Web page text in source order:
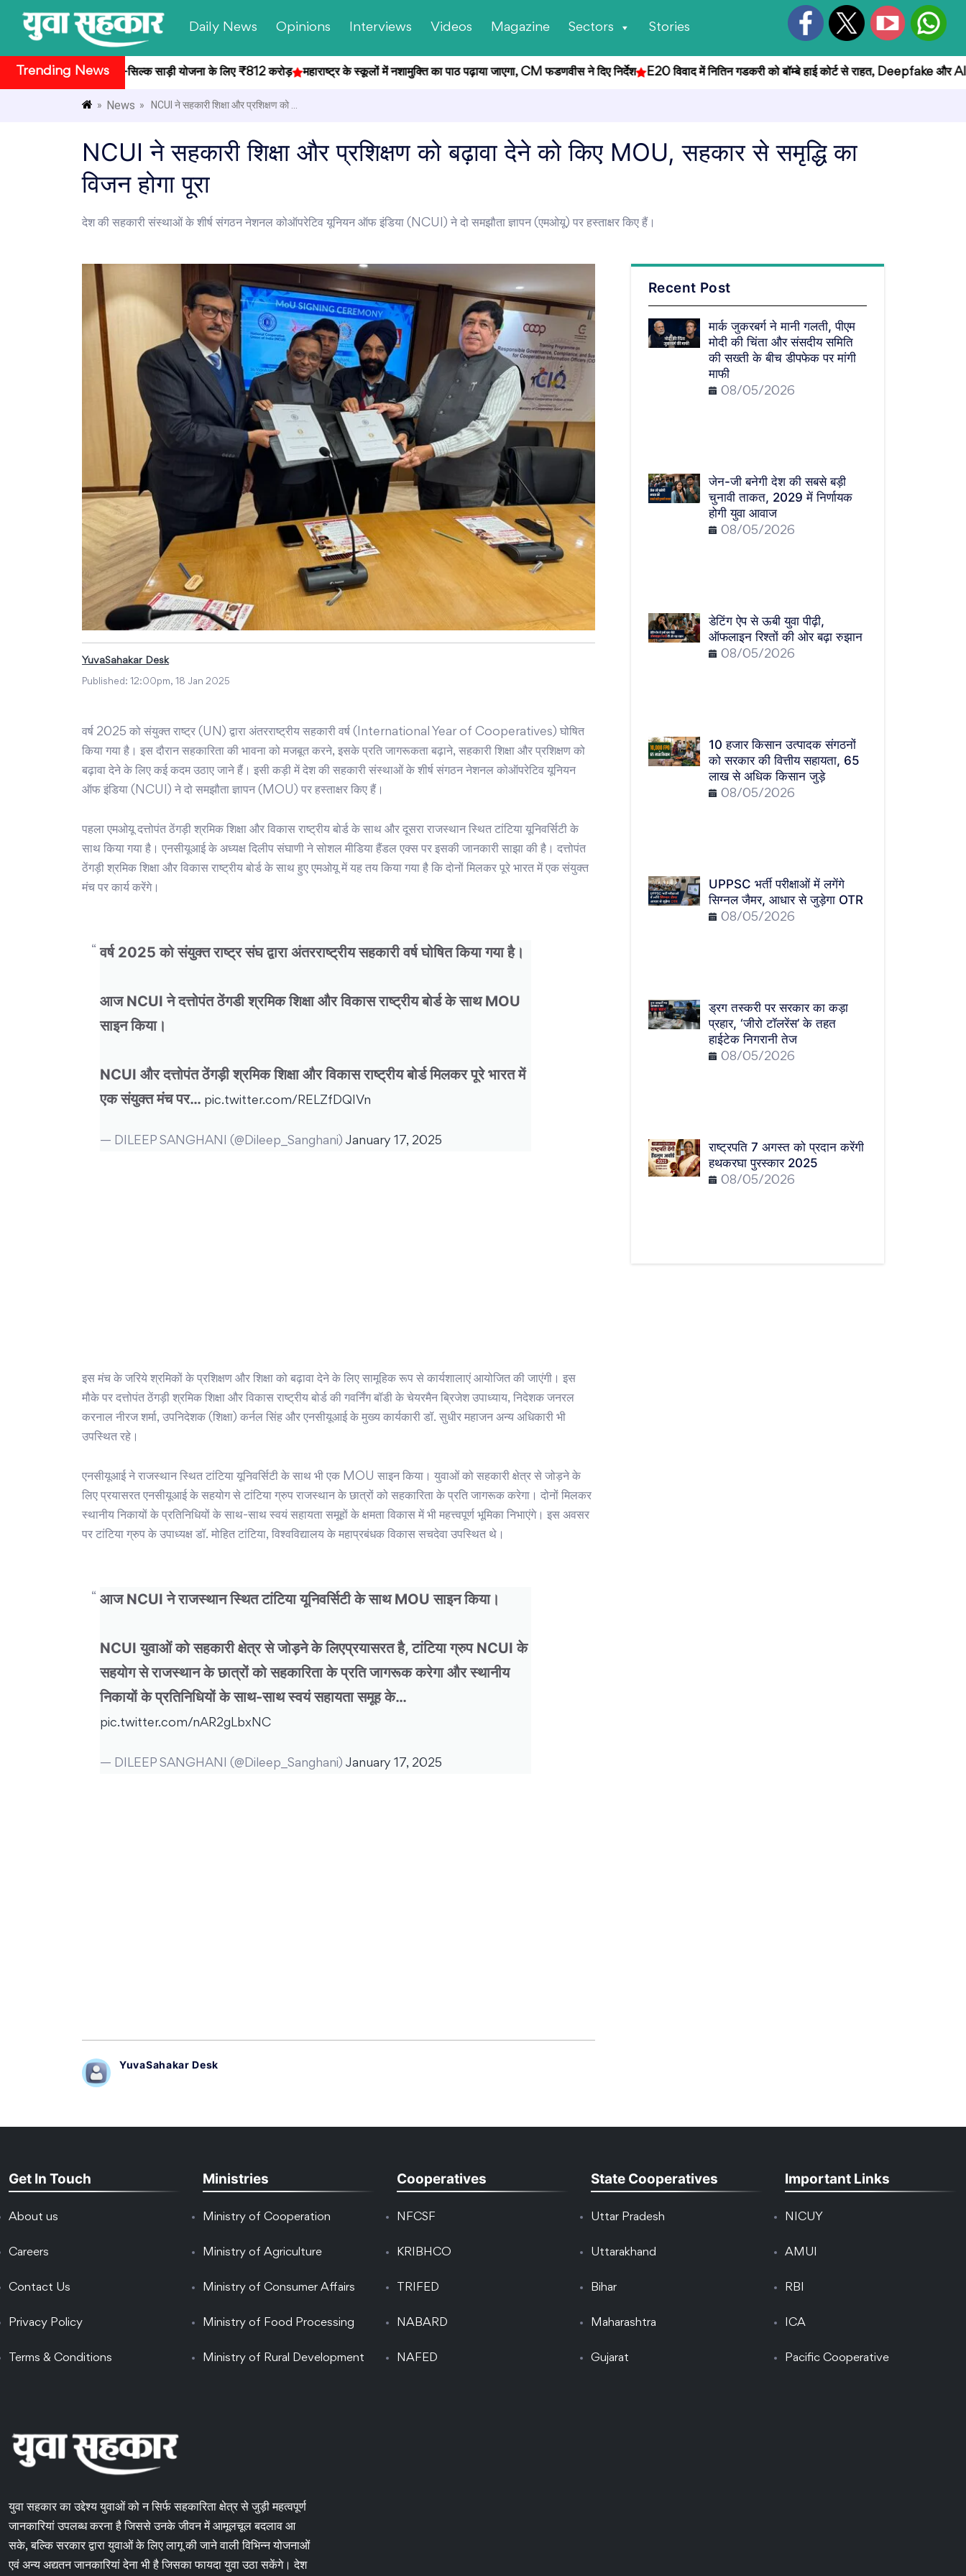
Daily News Opinions Interviews Videos Magazine Sectors Stories
Trending News
की गोल्ड कॉइन-सिल्क साड़ी योजना के लिए ₹812 करोड़ महाराष्ट्र के स्कूलों में नशामुक्ति का पाठ पढ़ाया जाएगा, CM फडणवीस ने दिए निर्देश E20 विवाद में नितिन गडकरी को बॉम्बे हाई कोर्ट से राहत, Deepfake और AI तस्वीरें
» News » NCUI ने सहकारी शिक्षा और प्रशिक्षण को ...
NCUI ने सहकारी शिक्षा और प्रशिक्षण को बढ़ावा देने को किए MOU, सहकार से समृद्धि का
विजन होगा पूरा
देश की सहकारी संस्थाओं के शीर्ष संगठन नेशनल कोऑपरेटिव यूनियन ऑफ इंडिया (NCUI) ने दो समझौता ज्ञापन (एमओयू) पर हस्ताक्षर किए हैं।
YuvaSahakar Desk
Published: 12:00pm, 18 Jan 2025
वर्ष 2025 को संयुक्त राष्ट्र (UN) द्वारा अंतरराष्ट्रीय सहकारी वर्ष (International Year of Cooperatives) घोषित
किया गया है। इस दौरान सहकारिता की भावना को मजबूत करने, इसके प्रति जागरूकता बढ़ाने, सहकारी शिक्षा और प्रशिक्षण को
बढ़ावा देने के लिए कई कदम उठाए जाने हैं। इसी कड़ी में देश की सहकारी संस्थाओं के शीर्ष संगठन नेशनल कोऑपरेटिव यूनियन
ऑफ इंडिया (NCUI) ने दो समझौता ज्ञापन (MOU) पर हस्ताक्षर किए हैं।
पहला एमओयू दत्तोपंत ठेंगड़ी श्रमिक शिक्षा और विकास राष्ट्रीय बोर्ड के साथ और दूसरा राजस्थान स्थित टांटिया यूनिवर्सिटी के
साथ किया गया है। एनसीयूआई के अध्यक्ष दिलीप संघाणी ने सोशल मीडिया हैंडल एक्स पर इसकी जानकारी साझा की है। दत्तोपंत
ठेंगड़ी श्रमिक शिक्षा और विकास राष्ट्रीय बोर्ड के साथ हुए एमओयू में यह तय किया गया है कि दोनों मिलकर पूरे भारत में एक संयुक्त
मंच पर कार्य करेंगे।
वर्ष 2025 को संयुक्त राष्ट्र संघ द्वारा अंतरराष्ट्रीय सहकारी वर्ष घोषित किया गया है।
आज NCUI ने दत्तोपंत ठेंगडी श्रमिक शिक्षा और विकास राष्ट्रीय बोर्ड के साथ MOU
साइन किया।
NCUI और दत्तोपंत ठेंगड़ी श्रमिक शिक्षा और विकास राष्ट्रीय बोर्ड मिलकर पूरे भारत में
एक संयुक्त मंच पर… pic.twitter.com/RELZfDQIVn
— DILEEP SANGHANI (@Dileep_Sanghani) January 17, 2025
इस मंच के जरिये श्रमिकों के प्रशिक्षण और शिक्षा को बढ़ावा देने के लिए सामूहिक रूप से कार्यशालाएं आयोजित की जाएंगी। इस
मौके पर दत्तोपंत ठेंगड़ी श्रमिक शिक्षा और विकास राष्ट्रीय बोर्ड की गवर्निंग बॉडी के चेयरमैन ब्रिजेश उपाध्याय, निदेशक जनरल
करनाल नीरज शर्मा, उपनिदेशक (शिक्षा) कर्नल सिंह और एनसीयूआई के मुख्य कार्यकारी डॉ. सुधीर महाजन अन्य अधिकारी भी
उपस्थित रहे।
एनसीयूआई ने राजस्थान स्थित टांटिया यूनिवर्सिटी के साथ भी एक MOU साइन किया। युवाओं को सहकारी क्षेत्र से जोड़ने के
लिए प्रयासरत एनसीयूआई के सहयोग से टांटिया ग्रुप राजस्थान के छात्रों को सहकारिता के प्रति जागरूक करेगा। दोनों मिलकर
स्थानीय निकायों के प्रतिनिधियों के साथ-साथ स्वयं सहायता समूहों के क्षमता विकास में भी महत्त्वपूर्ण भूमिका निभाएंगे। इस अवसर
पर टांटिया ग्रुप के उपाध्यक्ष डॉ. मोहित टांटिया, विश्वविद्यालय के महाप्रबंधक विकास सचदेवा उपस्थित थे।
आज NCUI ने राजस्थान स्थित टांटिया यूनिवर्सिटी के साथ MOU साइन किया।
NCUI युवाओं को सहकारी क्षेत्र से जोड़ने के लिएप्रयासरत है, टांटिया ग्रुप NCUI के
सहयोग से राजस्थान के छात्रों को सहकारिता के प्रति जागरूक करेगा और स्थानीय
निकायों के प्रतिनिधियों के साथ-साथ स्वयं सहायता समूह के…
pic.twitter.com/nAR2gLbxNC
— DILEEP SANGHANI (@Dileep_Sanghani) January 17, 2025
YuvaSahakar Desk
Recent Post
मार्क जुकरबर्ग ने मानी गलती, पीएम
मोदी की चिंता और संसदीय समिति
की सख्ती के बीच डीपफेक पर मांगी
माफी
08/05/2026
जेन-जी बनेगी देश की सबसे बड़ी
चुनावी ताकत, 2029 में निर्णायक
होगी युवा आवाज
08/05/2026
डेटिंग ऐप से ऊबी युवा पीढ़ी,
ऑफलाइन रिश्तों की ओर बढ़ा रुझान
08/05/2026
10 हजार किसान उत्पादक संगठनों
को सरकार की वित्तीय सहायता, 65
लाख से अधिक किसान जुड़े
08/05/2026
UPPSC भर्ती परीक्षाओं में लगेंगे
सिग्नल जैमर, आधार से जुड़ेगा OTR
08/05/2026
ड्रग तस्करी पर सरकार का कड़ा
प्रहार, ‘जीरो टॉलरेंस’ के तहत
हाईटेक निगरानी तेज
08/05/2026
राष्ट्रपति 7 अगस्त को प्रदान करेंगी
हथकरघा पुरस्कार 2025
08/05/2026
Get In Touch
About us
Careers
Contact Us
Privacy Policy
Terms & Conditions
Ministries
Ministry of Cooperation
Ministry of Agriculture
Ministry of Consumer Affairs
Ministry of Food Processing
Ministry of Rural Development
Cooperatives
NFCSF
KRIBHCO
TRIFED
NABARD
NAFED
State Cooperatives
Uttar Pradesh
Uttarakhand
Bihar
Maharashtra
Gujarat
Important Links
NICUY
AMUI
RBI
ICA
Pacific Cooperative
युवा सहकार का उद्देश्य युवाओं को न सिर्फ सहकारिता क्षेत्र से जुड़ी महत्वपूर्ण
जानकारियां उपलब्ध करना है जिससे उनके जीवन में आमूलचूल बदलाव आ
सके, बल्कि सरकार द्वारा युवाओं के लिए लागू की जाने वाली विभिन्न योजनाओं
एवं अन्य अद्यतन जानकारियां देना भी है जिसका फायदा युवा उठा सकेंगे। देश